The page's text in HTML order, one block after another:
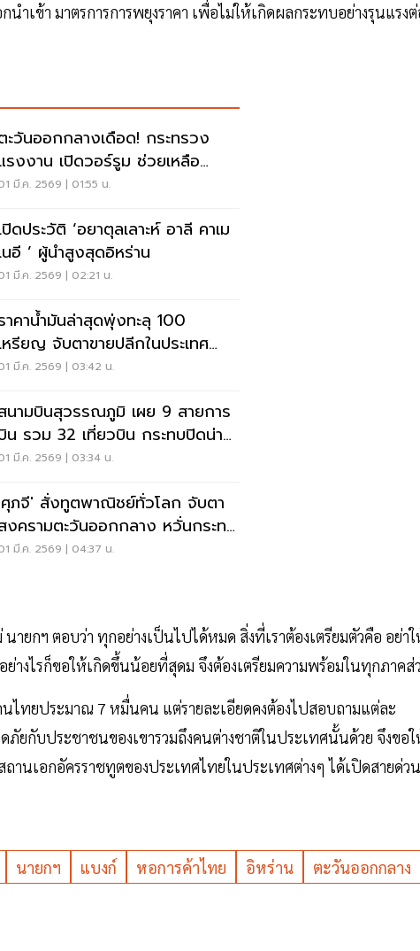
าเข้า มาตรการการพยุงราคา เพื่อไม่ให้เกิดผลกระทบอย่างรุนแรง
ะวันออกกลางเดือด! กระทรวง
รงงาน เปิดวอร์รูม ช่วยเหลือ
รงงานไทย 24 ชม.
มี.ค. 2569 | 01:55 น.
ปิดประวัติ ‘อยาตุลเลาะห์ อาลี คาเม
นอี ’ ผู้นำสูงสุดอิหร่าน
มี.ค. 2569 | 02:21 น.
าคาน้ำมันล่าสุดพุ่งทะลุ 100
หรียญ จับตาขายปลีกในประเทศ
ลังเกิดสงครามตะวันออกกลาง
มี.ค. 2569 | 03:42 น.
นามบินสุวรรณภูมิ เผย 9 สายการ
น รวม 32 เที่ยวบิน กระทบปิดน่าน
า เร่งช่วยผู้โดยสาร
มี.ค. 2569 | 03:34 น.
ภจี' สั่งทูตพาณิชย์ทั่วโลก จับตา
งครามตะวันออกกลาง หวั่นกระทบ
งออก
มี.ค. 2569 | 04:37 น.
ายกฯ ตอบว่า ทุกอย่างเป็นไปได้หมด สิ่งที่เราต้องเตรียมตัวคือ อย่า
งไรก็ขอให้เกิดขึ้นน้อยที่สุดม จึงต้องเตรียมความพร้อมในทุกภาคส่
ไทยประมาณ 7 หมื่นคน แต่รายละเอียดคงต้องไปสอบถามแต่ละ
ภัยกับประชาชนของเขารวมถึงคนต่างชาติในประเทศนั้นด้วย จึงขอ
นเอกอัครราชทูตของประเทศไทยในประเทศต่างๆ ได้เปิดสายด่วน
นายกฯ แบงก์ หอการค้าไทย อิหร่าน
ตะวันออกกลาง